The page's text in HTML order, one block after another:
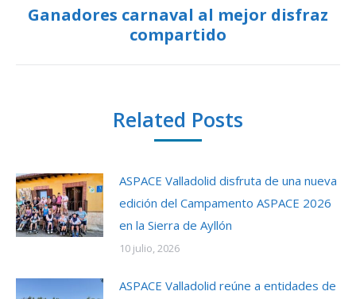
Next
post:
Ganadores carnaval al mejor disfraz
compartido
Related Posts
ASPACE Valladolid disfruta de una nueva
edición del Campamento ASPACE 2026
en la Sierra de Ayllón
10 julio, 2026
ASPACE Valladolid reúne a entidades de